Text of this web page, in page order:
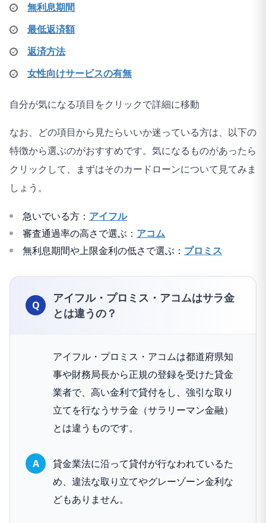
無利息期間
最低返済額
返済方法
女性向けサービスの有無
自分が気になる項目をクリックで詳細に移動
なお、どの項目から見たらいいか迷っている方は、以下の
特徴から選ぶのがおすすめです。気になるものがあったら
クリックして、まずはそのカードローンについて見てみま
しょう。
急いでいる方： アイフル
審査通過率の高さで選ぶ： アコム
無利息期間や上限金利の低さで選ぶ： プロミス
アイフル・プロミス・アコムはサラ金
とは違うの？
アイフル・プロミス・アコムは都道府県知
事や財務局長から正規の登録を受けた貸金
業者で、高い金利で貸付をし、強引な取り
立てを行なうサラ金（サラリーマン金融）
とは違うものです。
貸金業法に沿って貸付が行なわれているた
め、違法な取り立てやグレーゾーン金利な
どもありません。